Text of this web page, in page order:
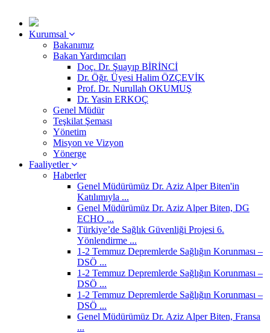
Kurumsal
Bakanımız
Bakan Yardımcıları
Doç. Dr. Şuayıp BİRİNCİ
Dr. Öğr. Üyesi Halim ÖZÇEVİK
Prof. Dr. Nurullah OKUMUŞ
Dr. Yasin ERKOÇ
Genel Müdür
Teşkilat Şeması
Yönetim
Misyon ve Vizyon
Yönerge
Faaliyetler
Haberler
Genel Müdürümüz Dr. Aziz Alper Biten'in
Katılımıyla ...
Genel Müdürümüz Dr. Aziz Alper Biten, DG
ECHO ...
Türkiye’de Sağlık Güvenliği Projesi 6.
Yönlendirme ...
1-2 Temmuz Depremlerde Sağlığın Korunması –
DSÖ ...
1-2 Temmuz Depremlerde Sağlığın Korunması –
DSÖ ...
1-2 Temmuz Depremlerde Sağlığın Korunması –
DSÖ ...
Genel Müdürümüz Dr. Aziz Alper Biten, Fransa
...